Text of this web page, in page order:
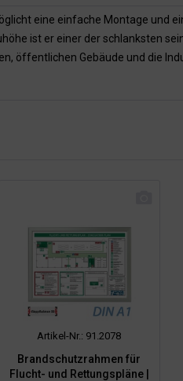
eine einfache Montage und
ist er einer der schlanksten
öffentlichen Gebäude und die
Artikel-Nr.: 91.2078
Brandschutzrahmen für
Flucht- und Rettungspläne |